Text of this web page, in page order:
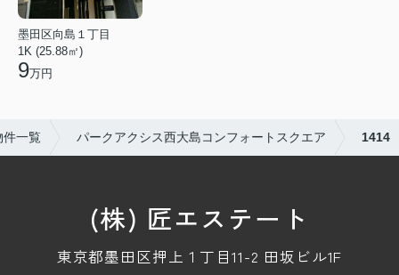
墨田区向島１丁目
1K (25.88㎡)
9万円
件一覧 パークアクシス西大島コンフォートスクエア 1414
(株) 匠エステート
東京都墨田区押上１丁目11-2 田坂ビル1F